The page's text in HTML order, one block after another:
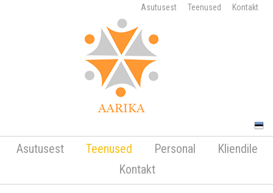
Asutusest Teenused Kontakt
vähem kui 24h etteteavitamise korral esitatakse
mittetulemise arve 35€!Teenused
Asutusest Teenused Personal
Kliendile
Kontakt